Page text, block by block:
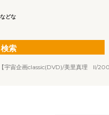
どな
索
【宇宙企画classic(DVD)/美里真理 II/